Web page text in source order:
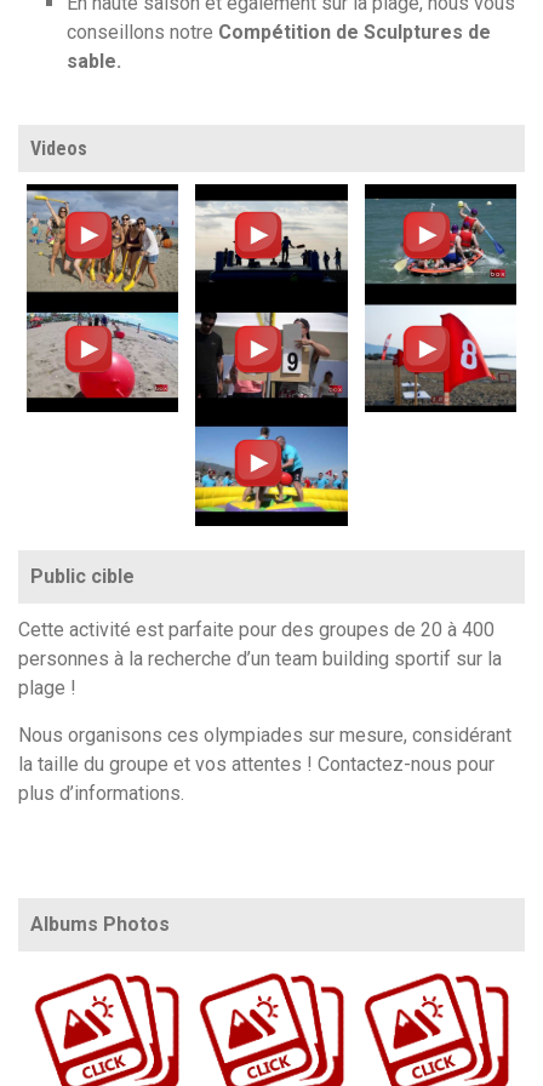
conseillons notre Compétition de Sculptures de
sable.
Videos
Public cible
Cette activité est parfaite pour des groupes de 20 à 400
personnes à la recherche d’un team building sportif sur la
plage !
Nous organisons ces olympiades sur mesure, considérant
la taille du groupe et vos attentes ! Contactez-nous pour
plus d’informations.
Albums Photos